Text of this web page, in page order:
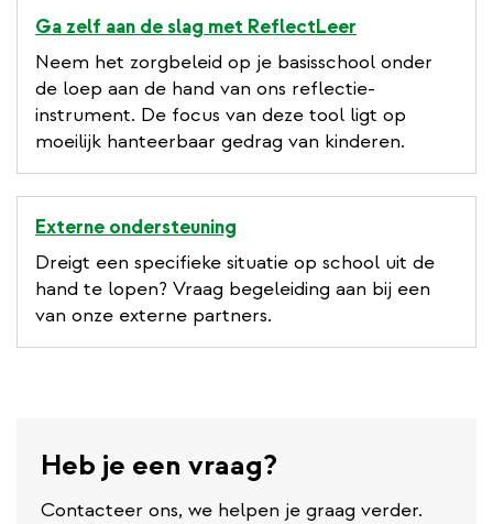
Ga zelf aan de slag met ReflectLeer
Neem het zorgbeleid op je basisschool onder
de loep aan de hand van ons reflectie-
instrument. De focus van deze tool ligt op
moeilijk hanteerbaar gedrag van kinderen.
Externe ondersteuning
Dreigt een specifieke situatie op school uit de
hand te lopen? Vraag begeleiding aan bij een
van onze externe partners.
Heb je een vraag?
Contacteer ons, we helpen je graag verder.